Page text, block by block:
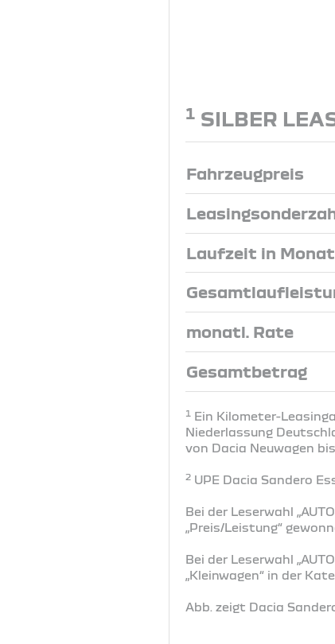
1 SILBER
Fahrzeugpreis
Laufzeit in
monatl. Rate
Gesamtbetrag
1 Ein Kilometer-
Niederlassung
von Dacia Neuwagen
2 UPE Dacia Sandero
Bei der Leserwahl
„Preis/Leistung“
Bei der Leserwahl
„Kleinwagen“ in der
Abb. zeigt Dacia